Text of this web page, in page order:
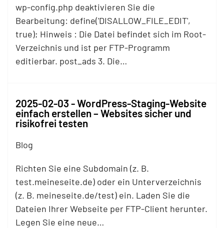
wp-config.php deaktivieren Sie die
Bearbeitung: define('DISALLOW_FILE_EDIT',
true); Hinweis : Die Datei befindet sich im Root-
Verzeichnis und ist per FTP-Programm
editierbar. post_ads 3. Die…
2025-02-03 - WordPress-Staging-Website
einfach erstellen – Websites sicher und
risikofrei testen
Blog
Richten Sie eine Subdomain (z. B.
test.meineseite.de) oder ein Unterverzeichnis
(z. B. meineseite.de/test) ein. Laden Sie die
Dateien Ihrer Webseite per FTP-Client herunter.
Legen Sie eine neue…